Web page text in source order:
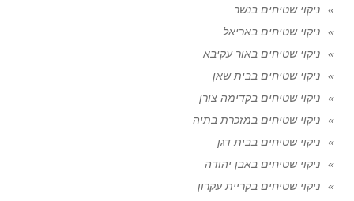
ניקוי שטיחים בנשר
ניקוי שטיחים באריאל
ניקוי שטיחים באור עקיבא
ניקוי שטיחים בבית שאן
ניקוי שטיחים בקדימה צורן
ניקוי שטיחים במזכרת בתיה
ניקוי שטיחים בבית דגן
ניקוי שטיחים באבן יהודה
ניקוי שטיחים בקריית עקרון